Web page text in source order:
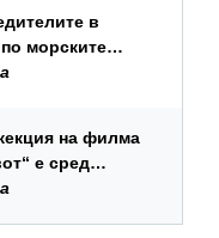
в
морските
на филма
е сред